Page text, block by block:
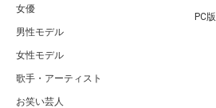
女優
男性モデル
女性モデル
歌手・アーティスト
お笑い芸人
PC版